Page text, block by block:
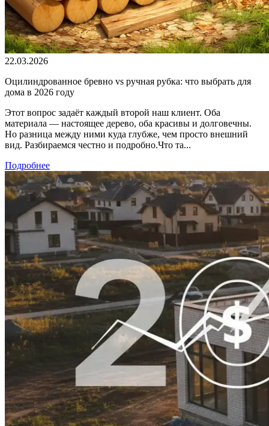
22.03.2026
Оцилиндрованное бревно vs ручная рубка: что выбрать для
дома в 2026 году
Этот вопрос задаёт каждый второй наш клиент. Оба
материала — настоящее дерево, оба красивы и долговечны.
Но разница между ними куда глубже, чем просто внешний
вид. Разбираемся честно и подробно.Что та...
Подробнее